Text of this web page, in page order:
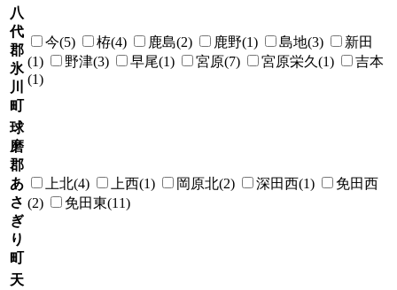
八
代
郡
氷
川
町
今(5) 栫(4) 鹿島(2) 鹿野(1) 島地(3)
新田
(1)
野津(3) 早尾(1) 宮原(7) 宮原栄久(1)
吉本
(1)
球
磨
郡
あ
さ
ぎ
り
町
上北(4) 上西(1) 岡原北(2) 深田西(1)
免田西
(2)
免田東(11)
天